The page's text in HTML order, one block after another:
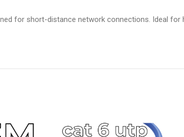
for short-distance network connections. Ideal